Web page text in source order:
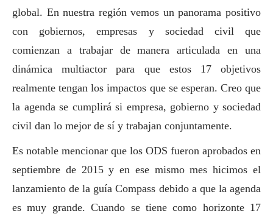
global. En nuestra región vemos un panorama positivo
con gobiernos, empresas y sociedad civil que
comienzan a trabajar de manera articulada en una
dinámica multiactor para que estos 17 objetivos
realmente tengan los impactos que se esperan. Creo que
la agenda se cumplirá si empresa, gobierno y sociedad
civil dan lo mejor de sí y trabajan conjuntamente.
Es notable mencionar que los ODS fueron aprobados en
septiembre de 2015 y en ese mismo mes hicimos el
lanzamiento de la guía Compass debido a que la agenda
es muy grande. Cuando se tiene como horizonte 17